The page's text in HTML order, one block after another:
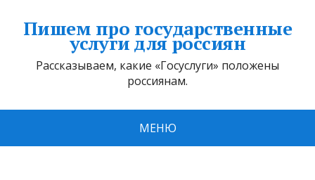
Пишем про государственные
услуги для россиян
Рассказываем, какие «Госуслуги» положены
россиянам.
МЕНЮ